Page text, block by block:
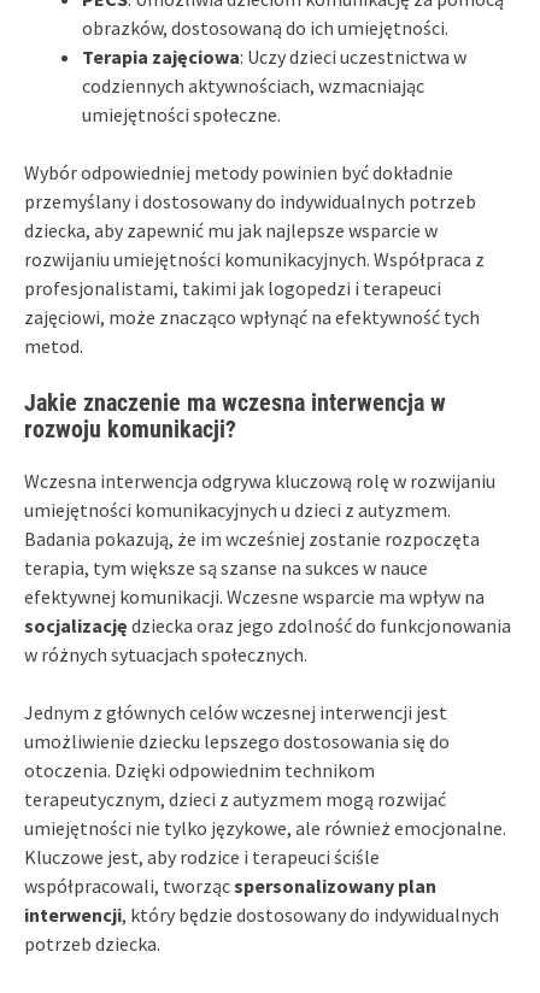
obrazków, dostosowaną do ich umiejętności.
Terapia zajęciowa: Uczy dzieci uczestnictwa w
codziennych aktywnościach, wzmacniając
umiejętności społeczne.
Wybór odpowiedniej metody powinien być dokładnie
przemyślany i dostosowany do indywidualnych potrzeb
dziecka, aby zapewnić mu jak najlepsze wsparcie w
rozwijaniu umiejętności komunikacyjnych. Współpraca z
profesjonalistami, takimi jak logopedzi i terapeuci
zajęciowi, może znacząco wpłynąć na efektywność tych
metod.
Jakie znaczenie ma wczesna interwencja w
rozwoju komunikacji?
Wczesna interwencja odgrywa kluczową rolę w rozwijaniu
umiejętności komunikacyjnych u dzieci z autyzmem.
Badania pokazują, że im wcześniej zostanie rozpoczęta
terapia, tym większe są szanse na sukces w nauce
efektywnej komunikacji. Wczesne wsparcie ma wpływ na
socjalizację dziecka oraz jego zdolność do funkcjonowania
w różnych sytuacjach społecznych.
Jednym z głównych celów wczesnej interwencji jest
umożliwienie dziecku lepszego dostosowania się do
otoczenia. Dzięki odpowiednim technikom
terapeutycznym, dzieci z autyzmem mogą rozwijać
umiejętności nie tylko językowe, ale również emocjonalne.
Kluczowe jest, aby rodzice i terapeuci ściśle
współpracowali, tworzącspersonalizowany plan
interwencji, który będzie dostosowany do indywidualnych
potrzeb dziecka.